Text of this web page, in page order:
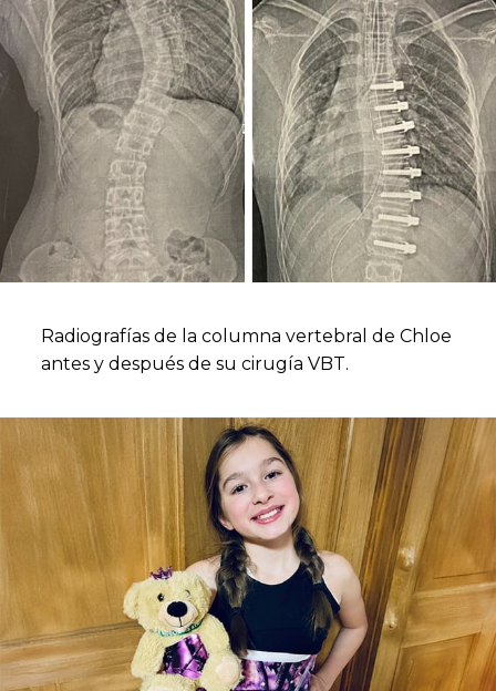
Radiografías de la columna vertebral de Chloe
antes y después de su cirugía VBT.